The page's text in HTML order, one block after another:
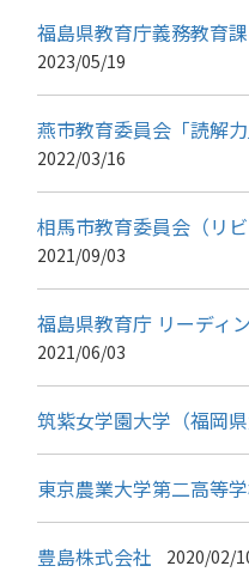
2023/05/19
燕市教育委員会「読解
2022/03/16
相馬市教育委員会（リ
2021/09/03
福島県教育庁 リーディ
2021/06/03
筑紫女学園大学（福岡県
東京農業大学第二高等
豊島株式会社 2020/02/